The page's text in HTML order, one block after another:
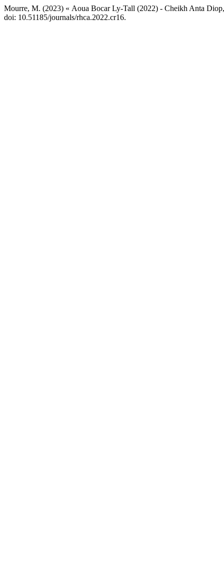
Mourre, M. (2023) « Aoua Bocar Ly-Tall (2022) - Cheikh Anta
doi: 10.51185/journals/rhca.2022.cr16.